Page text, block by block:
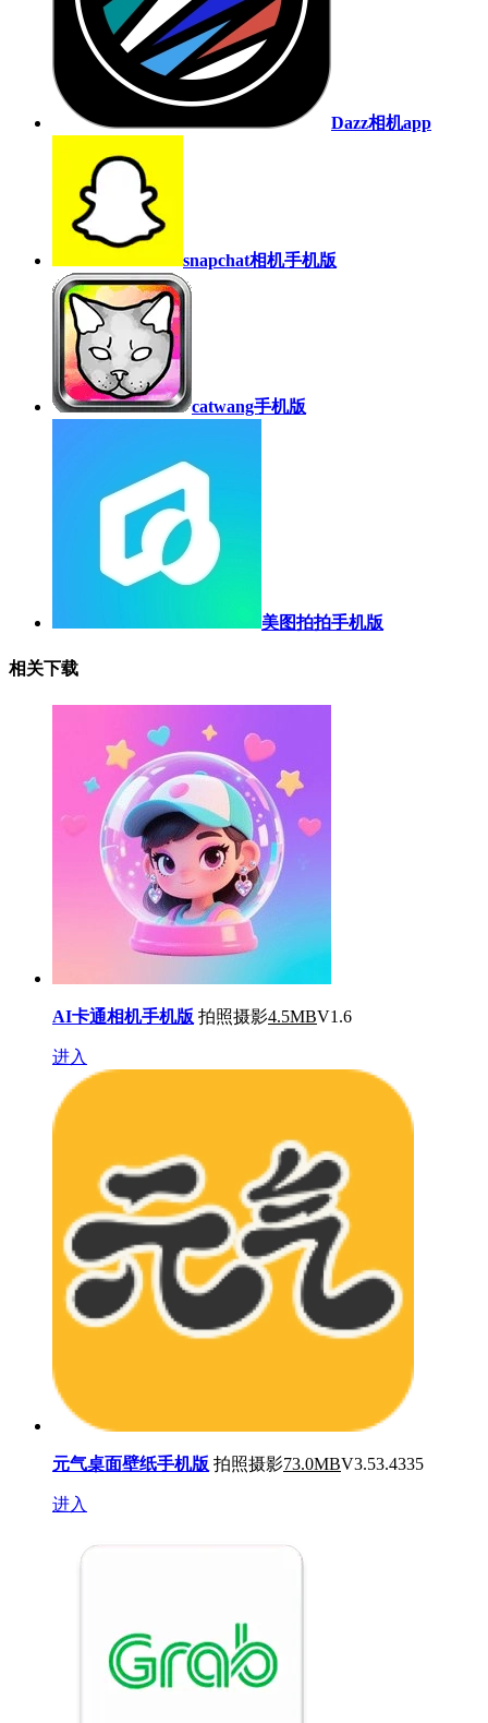
Dazz相机app
snapchat相机手机版
catwang手机版
美图拍拍手机版
相关下载
AI卡通相机手机版 拍照摄影4.5MBV1.6
进入
元气桌面壁纸手机版 拍照摄影73.0MBV3.53.4335
进入